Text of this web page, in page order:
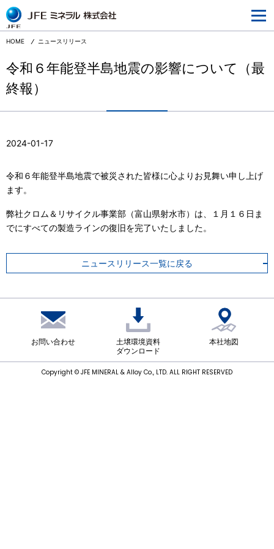
JFEミネラルとは
企業情報
事業情報
研究開発
サステナビリティ
採用情報
ウェブサイトご利用にあたって
個人情報の取り扱いについて
お問い合わせ
HOME ニュースリリース
令和６年能登半島地震の影響について（最
終報）
2024-01-17
令和６年能登半島地震で被災された皆様に心よりお見舞い申し上げ
ます。
弊社クロム＆リサイクル事業部（富山県射水市）は、１月１６日ま
でにすべての製造ラインの復旧を完了いたしました。
ニュースリリース一覧に戻る
お問い合わせ
土壌環境資料
ダウンロード
本社地図
Copyright © JFE MINERAL & Alloy Co., LTD. ALL RIGHT RESERVED